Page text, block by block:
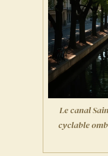
Le canal
cyclable